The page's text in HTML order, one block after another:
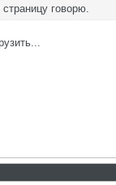
говорю.